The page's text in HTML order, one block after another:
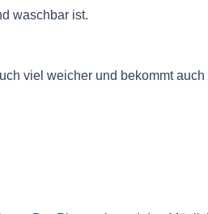
waschbar ist.
viel weicher und bekommt